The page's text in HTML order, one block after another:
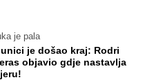
je pala
je došao kraj: Rodri
objavio gdje nastavlja